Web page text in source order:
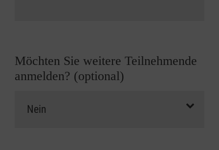
Möchten Sie weitere Teilnehmende
anmelden? (optional)